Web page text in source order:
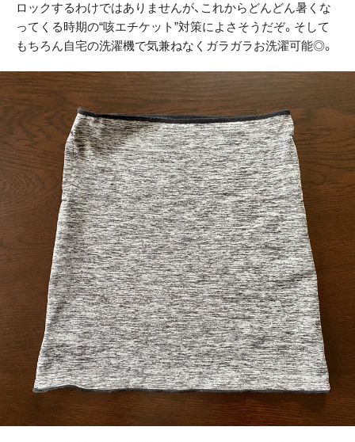
ロックするわけではありませんが、これからどんどん暑くな
ってくる時期の“咳エチケット”対策によさそうだぞ。そして
もちろん自宅の洗濯機で気兼ねなくガラガラお洗濯可能◎。